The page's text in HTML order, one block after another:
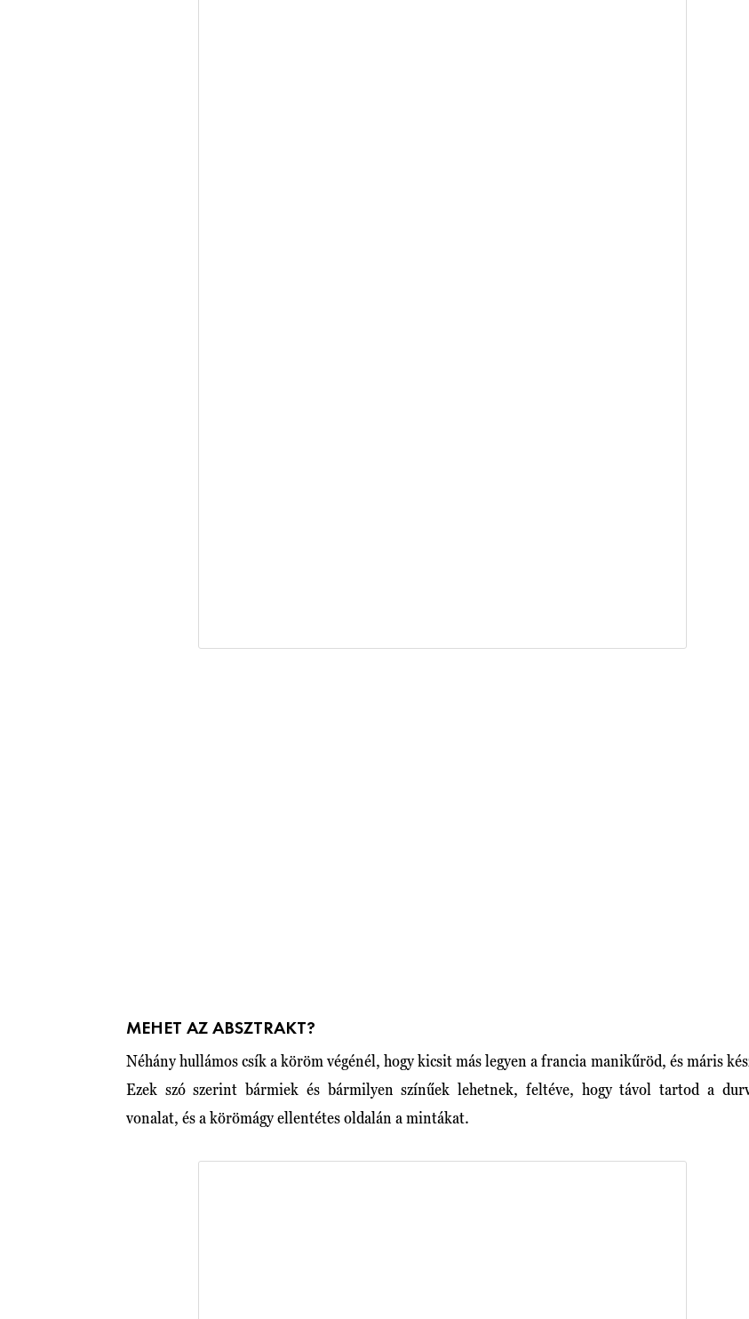
MEHET AZ ABSZTRAKT?
Néhány hullámos csík a köröm végénél, hogy kicsit más legyen a francia manikűröd, és máris
Ezek szó szerint bármiek és bármilyen színűek lehetnek, feltéve, hogy távol tartod a
vonalat, és a körömágy ellentétes oldalán a mintákat.